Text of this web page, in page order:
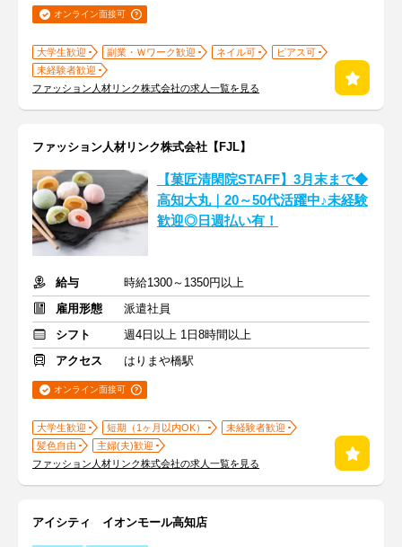
オンライン面接可
大学生歓迎 副業・Ｗワーク歓迎 ネイル可
ピアス可
未経験者歓迎
ファッション人材リンク株式会社の求人一覧を見る
ファッション人材リンク株式会社【FJL】
【菓匠清閑院STAFF】3月末まで◆
高知大丸｜20～50代活躍中♪未経験
歓迎◎日週払い有！
給与
時給1300～1350円以上
雇用形態
派遣社員
シフト
週4日以上 1日8時間以上
アクセス
はりまや橋駅
オンライン面接可
大学生歓迎 短期（1ヶ月以内OK）
未経験者歓迎
髪色自由
主婦(夫)歓迎
ファッション人材リンク株式会社の求人一覧を見る
アイシティ イオンモール高知店